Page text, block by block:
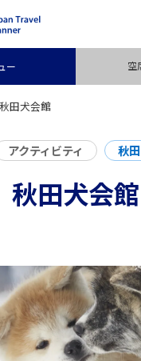
ー 空
秋田犬会館
アクティビティ 秋田
秋田犬会館